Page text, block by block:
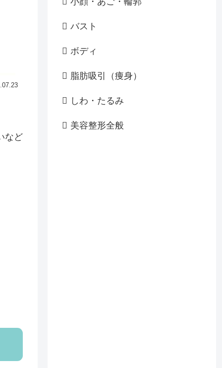
など
バスト
ボディ
脂肪吸引（痩身）
しわ・たるみ
美容整形全般